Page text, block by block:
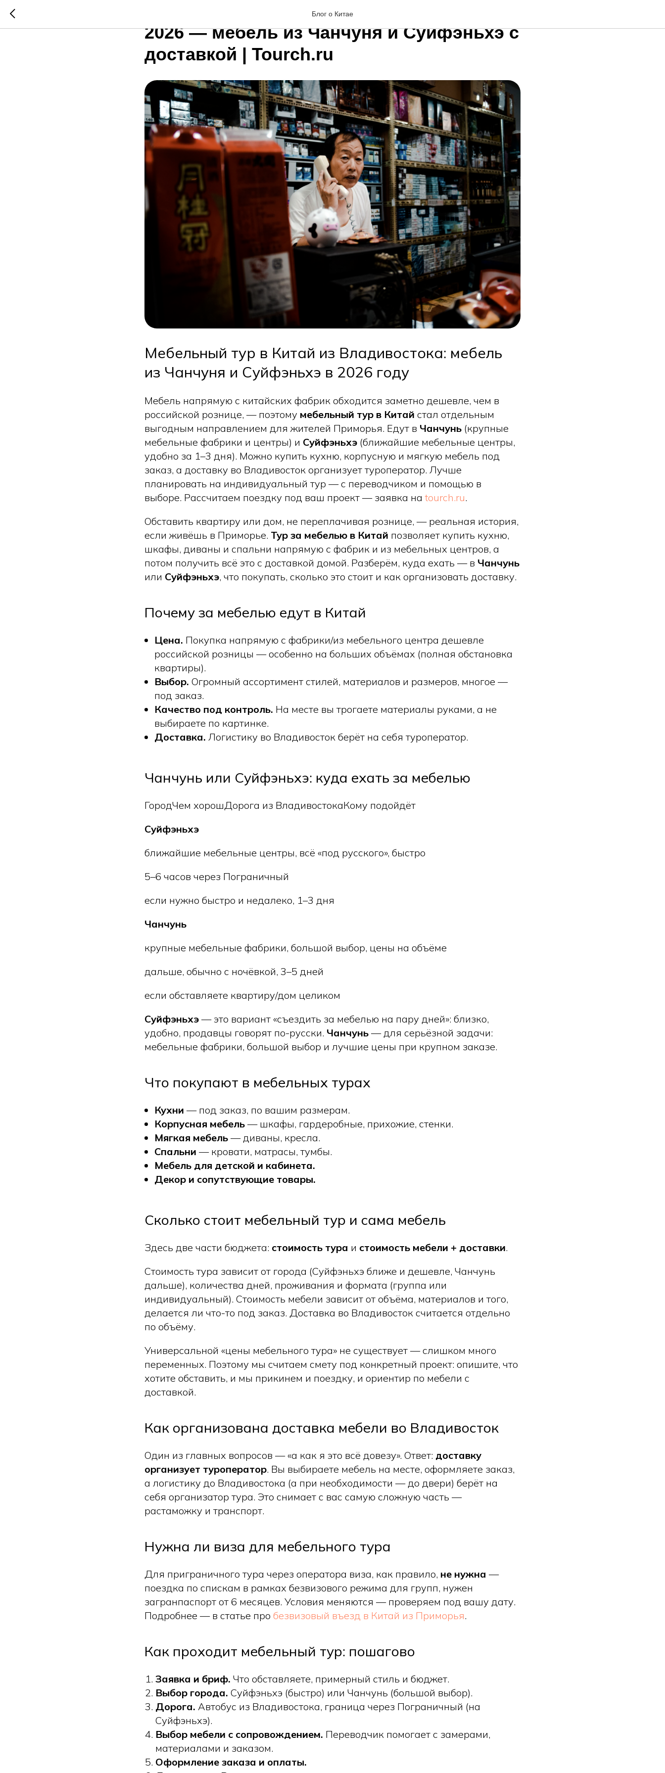
Блог о Китае
Мебельный тур в Китай из Владивостока
2026 — мебель из Чанчуня и Суйфэньхэ с
доставкой | Tourch.ru
Мебельный тур в Китай из Владивостока: мебель
из Чанчуня и Суйфэньхэ в 2026 году
Мебель напрямую с китайских фабрик обходится заметно дешевле, чем в
российской рознице, — поэтому мебельный тур в Китай стал отдельным
выгодным направлением для жителей Приморья. Едут в Чанчунь (крупные
мебельные фабрики и центры) и Суйфэньхэ (ближайшие мебельные центры,
удобно за 1–3 дня). Можно купить кухню, корпусную и мягкую мебель под
заказ, а доставку во Владивосток организует туроператор. Лучше
планировать на индивидуальный тур — с переводчиком и помощью в
выборе. Рассчитаем поездку под ваш проект — заявка наtourch.ru.
Обставить квартиру или дом, не переплачивая рознице, — реальная история,
если живёшь в Приморье. Тур за мебелью в Китай позволяет купить кухню,
шкафы, диваны и спальни напрямую с фабрик и из мебельных центров, а
потом получить всё это с доставкой домой. Разберём, куда ехать — в Чанчунь
или Суйфэньхэ, что покупать, сколько это стоит и как организовать доставку.
Почему за мебелью едут в Китай
Цена. Покупка напрямую с фабрики/из мебельного центра дешевле
российской розницы — особенно на больших объёмах (полная обстановка
квартиры).
Выбор. Огромный ассортимент стилей, материалов и размеров, многое —
под заказ.
Качество под контроль. На месте вы трогаете материалы руками, а не
выбираете по картинке.
Доставка. Логистику во Владивосток берёт на себя туроператор.
Чанчунь или Суйфэньхэ: куда ехать за мебелью
ГородЧем хорошДорога из ВладивостокаКому подойдёт
Суйфэньхэ
ближайшие мебельные центры, всё «под русского», быстро
5–6 часов через Пограничный
если нужно быстро и недалеко, 1–3 дня
Чанчунь
крупные мебельные фабрики, большой выбор, цены на объёме
дальше, обычно с ночёвкой, 3–5 дней
если обставляете квартиру/дом целиком
Суйфэньхэ — это вариант «съездить за мебелью на пару дней»: близко,
удобно, продавцы говорят по-русски. Чанчунь — для серьёзной задачи:
мебельные фабрики, большой выбор и лучшие цены при крупном заказе.
Что покупают в мебельных турах
Кухни — под заказ, по вашим размерам.
Корпусная мебель — шкафы, гардеробные, прихожие, стенки.
Мягкая мебель — диваны, кресла.
Спальни — кровати, матрасы, тумбы.
Мебель для детской и кабинета.
Декор и сопутствующие товары.
Сколько стоит мебельный тур и сама мебель
Здесь две части бюджета: стоимость тура и стоимость мебели + доставки.
Стоимость тура зависит от города (Суйфэньхэ ближе и дешевле, Чанчунь
дальше), количества дней, проживания и формата (группа или
индивидуальный). Стоимость мебели зависит от объёма, материалов и того,
делается ли что-то под заказ. Доставка во Владивосток считается отдельно
по объёму.
Универсальной «цены мебельного тура» не существует — слишком много
переменных. Поэтому мы считаем смету под конкретный проект: опишите, что
хотите обставить, и мы прикинем и поездку, и ориентир по мебели с
доставкой.
Как организована доставка мебели во Владивосток
Один из главных вопросов — «а как я это всё довезу». Ответ: доставку
организует туроператор. Вы выбираете мебель на месте, оформляете заказ,
а логистику до Владивостока (а при необходимости — до двери) берёт на
себя организатор тура. Это снимает с вас самую сложную часть —
растаможку и транспорт.
Нужна ли виза для мебельного тура
Для приграничного тура через оператора виза, как правило, не нужна —
поездка по спискам в рамках безвизового режима для групп, нужен
загранпаспорт от 6 месяцев. Условия меняются — проверяем под вашу дату.
Подробнее — в статье про безвизовый въезд в Китай из Приморья.
Как проходит мебельный тур: пошагово
Заявка и бриф. Что обставляете, примерный стиль и бюджет.
Выбор города. Суйфэньхэ (быстро) или Чанчунь (большой выбор).
Дорога. Автобус из Владивостока, граница через Пограничный (на
Суйфэньхэ).
Выбор мебели с сопровождением. Переводчик помогает с замерами,
материалами и заказом.
Оформление заказа и оплаты.